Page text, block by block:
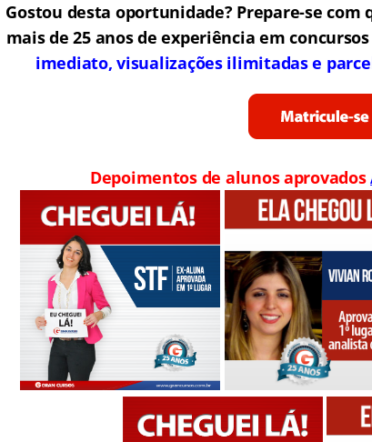
Gostou desta oportunidade? Prepare-se
mais de 25 anos de experiência em
imediato, visualizações ilimitadas e
Depoimentos de alunos aprovados